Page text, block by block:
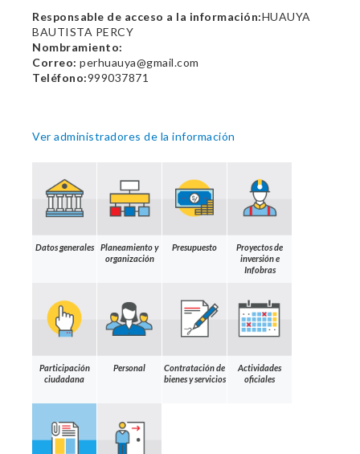
Responsable de acceso a la información:HUAUYA
BAUTISTA PERCY
Nombramiento:
Correo: perhuauya@gmail.com
Teléfono:999037871
Ver administradores de la información
Datos generales
Planeamiento y
organización
Presupuesto
Proyectos de
inversión e
Infobras
Participación
ciudadana
Personal
Contratación de
bienes y servicios
Actividades
oficiales